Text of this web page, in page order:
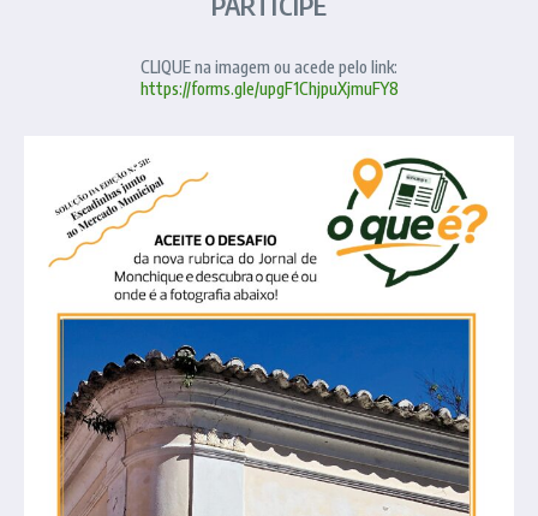
CLIQUE na imagem ou acede pelo link:
https://forms.gle/upgF1ChjpuXjmuFY8